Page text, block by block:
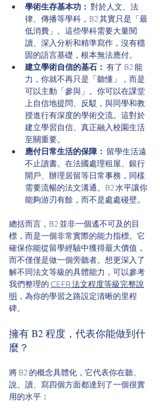
學術生存基本功： 對於人文、法
律、傳播等學科，B2 其實只是「最
低消費」。這些學科需要大量閱
讀、深入分析和精準寫作，沒有穩
固的語言基礎，根本無法應付。
建立學術自信的基石： 有了 B2 能
力，你就不再只是「聽懂」，而是
可以主動「參與」。你可以在課堂
上自信地提問、反駁，與同學和教
授進行有深度的學術交流。這對於
建立學習自信、真正融入校園生活
至關重要。
應付日常生活的保障： 留學生活遠
不止讀書。在法國處理租屋、銀行
開戶、辦理居留等日常事務，同樣
需要流暢的法文溝通。B2 水平讓你
能夠游刃有餘，而不是處處碰壁。
總括而言，B2 並非一個遙不可及的目
標，而是一個非常實際的能力指標。它
確保你能從留學經驗中獲得最大價值，
而不僅僅是做一個旁聽者。想更深入了
解不同法文等級的具體能力，可以參考
我們整理的 CEFR 法文程度等級完整說
明 ，為你的學習之路設定清晰的里程
碑。
擁有 B2 程度，代表你能做到什
麼？
將 B2 的概念具體化，它代表你在聽、
說、讀、寫四個方面都達到了一個很實
用的水平：